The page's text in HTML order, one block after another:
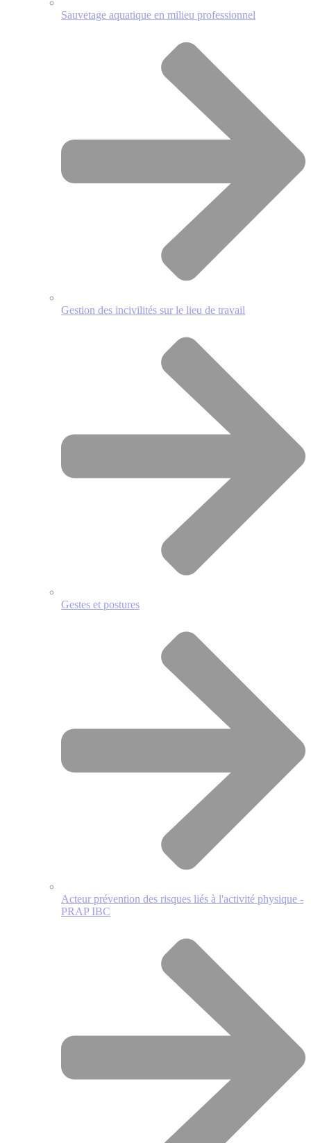
Sauvetage aquatique en milieu professionnel
Gestion des incivilités sur le lieu de travail
Gestes et postures
Acteur prévention des risques liés à l'activité physique -
PRAP IBC